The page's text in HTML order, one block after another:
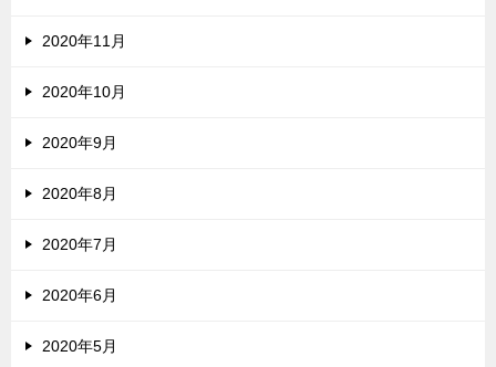
2020年11月
2020年10月
2020年9月
2020年8月
2020年7月
2020年6月
2020年5月